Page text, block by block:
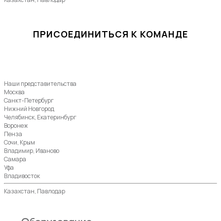
ПРИСОЕДИНИТЬСЯ К КОМАНДЕ
Наши представительства
Москва
Санкт-Петербург
Нижний Новгород
Челябинск, Екатеринбург
Воронеж
Пенза
Сочи, Крым
Владимир, Иваново
Самара
Уфа
Владивосток
Казахстан, Павлодар